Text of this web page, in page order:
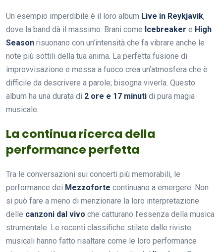
Un esempio imperdibile è il loro album Live in Reykjavik,
dove la band dà il massimo. Brani come Icebreaker e High
Season risuonano con un’intensità che fa vibrare anche le
note più sottili della tua anima. La perfetta fusione di
improvvisazione e messa a fuoco crea un’atmosfera che è
difficile da descrivere a parole; bisogna viverla. Questo
album ha una durata di 2 ore e 17 minuti di pura magia
musicale.
La continua ricerca della
performance perfetta
Tra le conversazioni sui concerti più memorabili, le
performance dei Mezzoforte continuano a emergere. Non
si può fare a meno di menzionare la loro interpretazione
delle canzoni dal vivo che catturano l’essenza della musica
strumentale. Le recenti classifiche stilate dalle riviste
musicali hanno fatto risaltare come le loro performance